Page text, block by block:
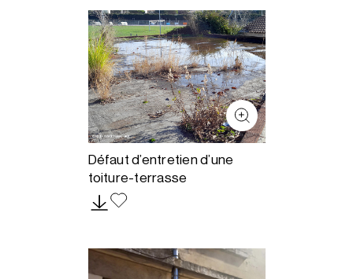
Défaut d’entretien d’une
toiture-terrasse